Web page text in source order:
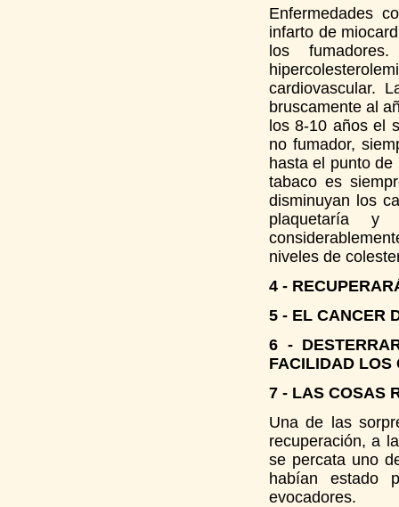
Enfermedades
infarto de
los
cardiovascular.
bruscamente al
los 8-10 años el
no fumador,
hasta el punto
tabaco es
disminuyan los
plaquetaría
niveles de
4 -
5 - EL CANCER
6 -
FACILIDAD LOS
7 - LAS COSAS
Una de las
recuperación, a
se percata uno
habían estado
evocadores.